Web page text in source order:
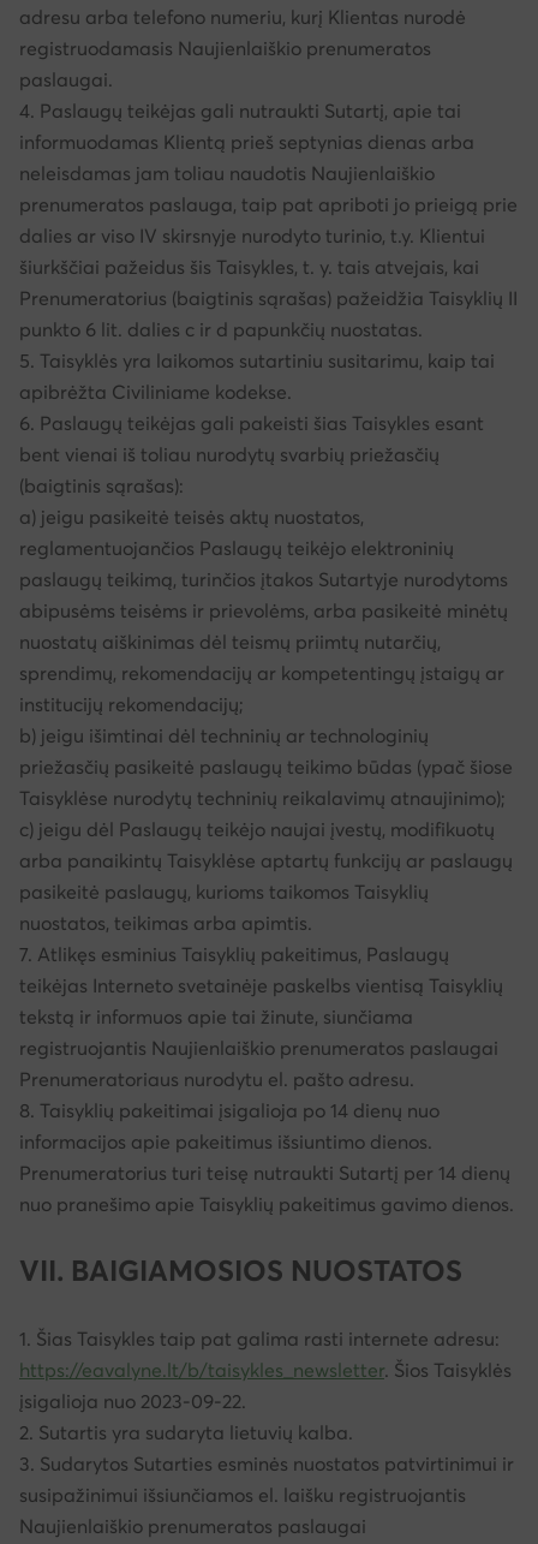
adresu arba telefono numeriu, kurį Klientas nurodė
registruodamasis Naujienlaiškio prenumeratos
paslaugai.
4. Paslaugų teikėjas gali nutraukti Sutartį, apie tai
informuodamas Klientą prieš septynias dienas arba
neleisdamas jam toliau naudotis Naujienlaiškio
prenumeratos paslauga, taip pat apriboti jo prieigą prie
dalies ar viso IV skirsnyje nurodyto turinio, t.y. Klientui
šiurkščiai pažeidus šis Taisykles, t. y. tais atvejais, kai
Prenumeratorius (baigtinis sąrašas) pažeidžia Taisyklių II
punkto 6 lit. dalies c ir d papunkčių nuostatas.
5. Taisyklės yra laikomos sutartiniu susitarimu, kaip tai
apibrėžta Civiliniame kodekse.
6. Paslaugų teikėjas gali pakeisti šias Taisykles esant
bent vienai iš toliau nurodytų svarbių priežasčių
(baigtinis sąrašas):
a) jeigu pasikeitė teisės aktų nuostatos,
reglamentuojančios Paslaugų teikėjo elektroninių
paslaugų teikimą, turinčios įtakos Sutartyje nurodytoms
abipusėms teisėms ir prievolėms, arba pasikeitė minėtų
nuostatų aiškinimas dėl teismų priimtų nutarčių,
sprendimų, rekomendacijų ar kompetentingų įstaigų ar
institucijų rekomendacijų;
b) jeigu išimtinai dėl techninių ar technologinių
priežasčių pasikeitė paslaugų teikimo būdas (ypač šiose
Taisyklėse nurodytų techninių reikalavimų atnaujinimo);
c) jeigu dėl Paslaugų teikėjo naujai įvestų, modifikuotų
arba panaikintų Taisyklėse aptartų funkcijų ar paslaugų
pasikeitė paslaugų, kurioms taikomos Taisyklių
nuostatos, teikimas arba apimtis.
7. Atlikęs esminius Taisyklių pakeitimus, Paslaugų
teikėjas Interneto svetainėje paskelbs vientisą Taisyklių
tekstą ir informuos apie tai žinute, siunčiama
registruojantis Naujienlaiškio prenumeratos paslaugai
Prenumeratoriaus nurodytu el. pašto adresu.
8. Taisyklių pakeitimai įsigalioja po 14 dienų nuo
informacijos apie pakeitimus išsiuntimo dienos.
Prenumeratorius turi teisę nutraukti Sutartį per 14 dienų
nuo pranešimo apie Taisyklių pakeitimus gavimo dienos.
VII. BAIGIAMOSIOS NUOSTATOS
1. Šias Taisykles taip pat galima rasti internete adresu:
https://eavalyne.lt/b/taisykles_newsletter. Šios Taisyklės
įsigalioja nuo 2023-09-22.
2. Sutartis yra sudaryta lietuvių kalba.
3. Sudarytos Sutarties esminės nuostatos patvirtinimui ir
susipažinimui išsiunčiamos el. laišku registruojantis
Naujienlaiškio prenumeratos paslaugai